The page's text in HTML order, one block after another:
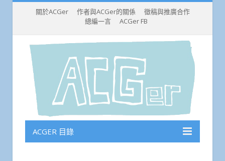
關於ACGer 作者與ACGer的關係
徵稿與推廣合作
總編一言
ACGer FB
ACGER 目錄